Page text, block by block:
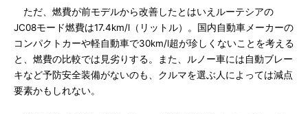
ただ、燃費が前モデルから改善したとはいえルーテシアの
JC08モード燃費は17.4km/l（リットル）。国内自動車メーカーの
コンパクトカーや軽自動車で30km/l超が珍しくないことを考える
と、燃費の比較では見劣りする。また、ルノー車には自動ブレー
キなど予防安全装備がないのも、クルマを選ぶ人によっては減点
要素かもしれない。